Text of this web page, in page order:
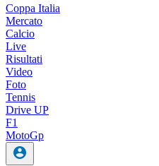
Coppa Italia
Mercato
Calcio
Live
Risultati
Video
Foto
Tennis
Drive UP
F1
MotoGp